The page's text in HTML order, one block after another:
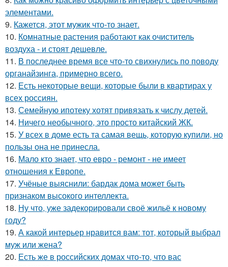
элементами.
9. Кажется, этот мужик что-то знает.
10. Комнатные растения работают как очиститель
воздуха - и стоят дешевле.
11. В последнее время все что-то свихнулись по поводу
органайзинга, примерно всего.
12. Есть некоторые вещи, которые были в квартирах у
всех россиян.
13. Семейную ипотеку хотят привязать к числу детей.
14. Ничего необычного, это просто китайский ЖК.
15. У всех в доме есть та самая вещь, которую купили, но
пользы она не принесла.
16. Мало кто знает, что евро - ремонт - не имеет
отношения к Европе.
17. Учёные выяснили: бардак дома может быть
признаком высокого интеллекта.
18. Ну что, уже задекорировали своё жильё к новому
году?
19. А какой интерьер нравится вам: тот, который выбрал
муж или жена?
20. Есть же в российских домах что-то, что вас